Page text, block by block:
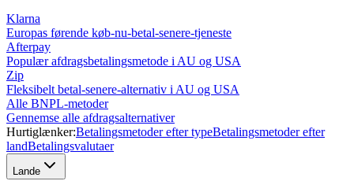
Klarna
Europas førende køb-nu-betal-senere-tjeneste
Afterpay
Populær afdragsbetalingsmetode i AU og USA
Zip
Fleksibelt betal-senere-alternativ i AU og USA
Alle BNPL-metoder
Gennemse alle afdragsalternativer
Hurtiglænker:Betalingsmetoder efter typeBetalingsmetoder efter
landBetalingsvalutaer
Lande